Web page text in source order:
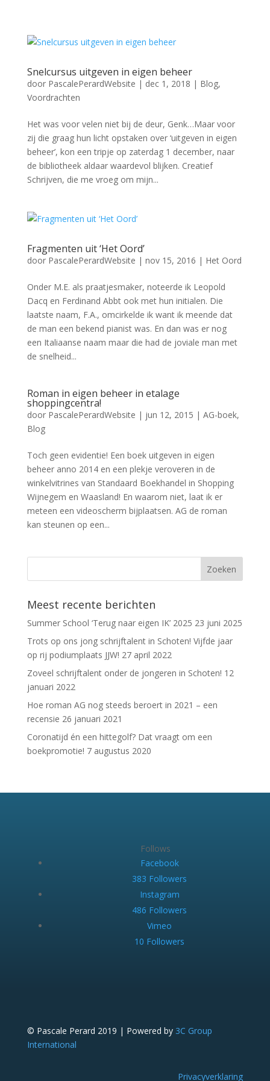
Snelcursus uitgeven in eigen beheer
door PascalePerardWebsite | dec 1, 2018 | Blog,
Voordrachten
Het was voor velen niet bij de deur, Genk…Maar voor
zij die graag hun licht opstaken over ‘uitgeven in eigen
beheer’, kon een tripje op zaterdag 1 december, naar
de bibliotheek aldaar waardevol blijken. Creatief
Schrijven, die me vroeg om mijn...
Fragmenten uit ‘Het Oord’
door PascalePerardWebsite | nov 15, 2016 | Het Oord
Onder M.E. als praatjesmaker, noteerde ik Leopold
Dacq en Ferdinand Abbt ook met hun initialen. Die
laatste naam, F.A., omcirkelde ik want ik meende dat
de man een bekend pianist was. En dan was er nog
een Italiaanse naam maar die had de joviale man met
de snelheid...
Roman in eigen beheer in etalage
shoppingcentra!
door PascalePerardWebsite | jun 12, 2015 | AG-boek,
Blog
Toch geen evidentie! Een boek uitgeven in eigen
beheer anno 2014 en een plekje veroveren in de
winkelvitrines van Standaard Boekhandel in Shopping
Wijnegem en Waasland! En waarom niet, laat ik er
meteen een videoscherm bijplaatsen. AG de roman
kan steunen op een...
Meest recente berichten
Summer School ‘Terug naar eigen IK’ 2025 23 juni 2025
Trots op ons jong schrijftalent in Schoten! Vijfde jaar
op rij podiumplaats JJW! 27 april 2022
Zoveel schrijftalent onder de jongeren in Schoten! 12
januari 2022
Hoe roman AG nog steeds beroert in 2021 – een
recensie 26 januari 2021
Coronatijd én een hittegolf? Dat vraagt om een
boekpromotie! 7 augustus 2020
Follows
Facebook
383 Followers
Instagram
486 Followers
Vimeo
10 Followers
© Pascale Perard 2019 | Powered by 3C Group
International
Privacyverklaring